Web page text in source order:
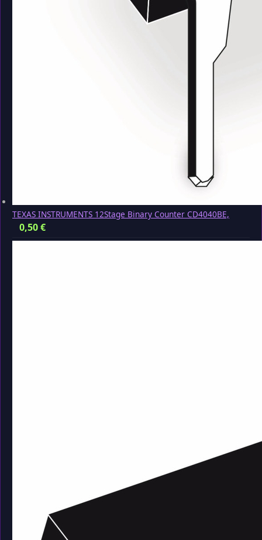
TEXAS INSTRUMENTS 12Stage Binary Counter CD4040BE,
0,50€